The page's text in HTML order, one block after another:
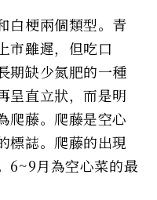
白梗兩個類型。青
市雖遲，但吃口
期缺少氮肥的一種
呈直立狀，而是明
爬藤。爬藤是空心
標誌。爬藤的出現
6~9月為空心菜的最